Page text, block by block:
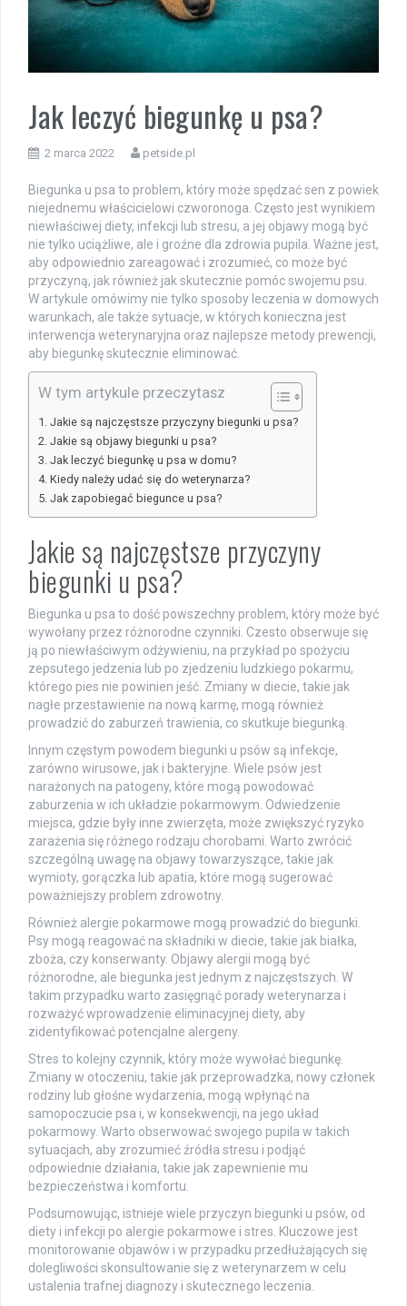
Jak leczyć biegunkę u psa?
2 marca 2022 petside.pl
Biegunka u psa to problem, który może spędzać sen z powiek
niejednemu właścicielowi czworonoga. Często jest wynikiem
niewłaściwej diety, infekcji lub stresu, a jej objawy mogą być
nie tylko uciążliwe, ale i groźne dla zdrowia pupila. Ważne jest,
aby odpowiednio zareagować i zrozumieć, co może być
przyczyną, jak również jak skutecznie pomóc swojemu psu.
W artykule omówimy nie tylko sposoby leczenia w domowych
warunkach, ale także sytuacje, w których konieczna jest
interwencja weterynaryjna oraz najlepsze metody prewencji,
aby biegunkę skutecznie eliminować.
W tym artykule przeczytasz
Jakie są najczęstsze przyczyny biegunki u psa?
Jakie są objawy biegunki u psa?
Jak leczyć biegunkę u psa w domu?
Kiedy należy udać się do weterynarza?
Jak zapobiegać biegunce u psa?
Jakie są najczęstsze przyczyny
biegunki u psa?
Biegunka u psa to dość powszechny problem, który może być
wywołany przez różnorodne czynniki. Czesto obserwuje się
ją po niewłaściwym odżywieniu, na przykład po spożyciu
zepsutego jedzenia lub po zjedzeniu ludzkiego pokarmu,
którego pies nie powinien jeść. Zmiany w diecie, takie jak
nagłe przestawienie na nową karmę, mogą również
prowadzić do zaburzeń trawienia, co skutkuje biegunką.
Innym częstym powodem biegunki u psów są infekcje,
zarówno wirusowe, jak i bakteryjne. Wiele psów jest
narażonych na patogeny, które mogą powodować
zaburzenia w ich układzie pokarmowym. Odwiedzenie
miejsca, gdzie były inne zwierzęta, może zwiększyć ryzyko
zarażenia się różnego rodzaju chorobami. Warto zwrócić
szczególną uwagę na objawy towarzyszące, takie jak
wymioty, gorączka lub apatia, które mogą sugerować
poważniejszy problem zdrowotny.
Również alergie pokarmowe mogą prowadzić do biegunki.
Psy mogą reagować na składniki w diecie, takie jak białka,
zboża, czy konserwanty. Objawy alergii mogą być
różnorodne, ale biegunka jest jednym z najczęstszych. W
takim przypadku warto zasięgnąć porady weterynarza i
rozważyć wprowadzenie eliminacyjnej diety, aby
zidentyfikować potencjalne alergeny.
Stres to kolejny czynnik, który może wywołać biegunkę.
Zmiany w otoczeniu, takie jak przeprowadzka, nowy członek
rodziny lub głośne wydarzenia, mogą wpłynąć na
samopoczucie psa i, w konsekwencji, na jego układ
pokarmowy. Warto obserwować swojego pupila w takich
sytuacjach, aby zrozumieć źródła stresu i podjąć
odpowiednie działania, takie jak zapewnienie mu
bezpieczeństwa i komfortu.
Podsumowując, istnieje wiele przyczyn biegunki u psów, od
diety i infekcji po alergie pokarmowe i stres. Kluczowe jest
monitorowanie objawów i w przypadku przedłużających się
dolegliwości skonsultowanie się z weterynarzem w celu
ustalenia trafnej diagnozy i skutecznego leczenia.